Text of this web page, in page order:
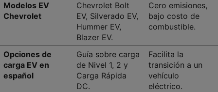
Modelos EV
Chevrolet
Chevrolet Bolt
EV, Silverado EV,
Hummer EV,
Blazer EV.
Cero emisiones,
bajo costo de
combustible.
Opciones de
carga EV en
español
Guía sobre carga
de Nivel 1, 2 y
Carga Rápida
DC.
Facilita la
transición a un
vehículo
eléctrico.